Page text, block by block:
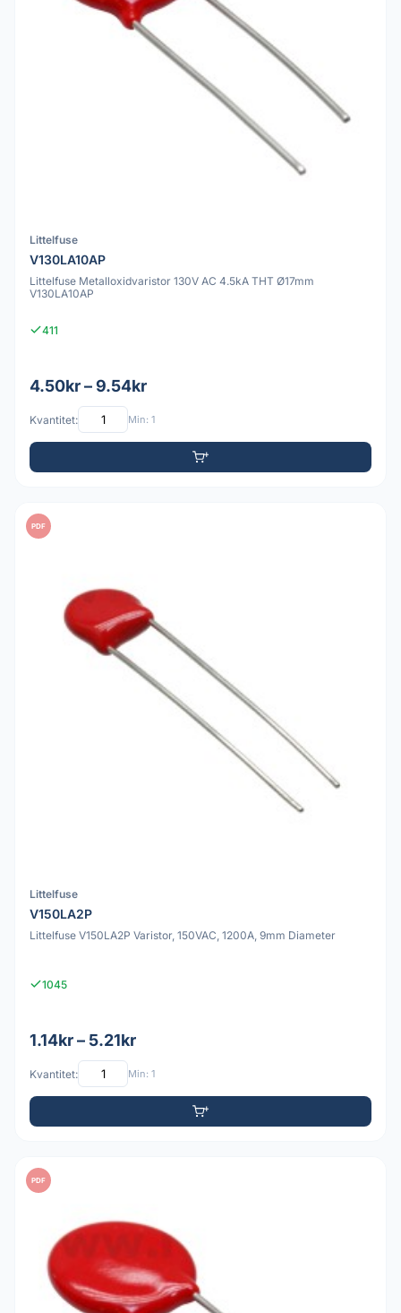
Littelfuse
V130LA10AP
Littelfuse Metalloxidvaristor 130V AC 4.5kA THT Ø17mm
V130LA10AP
411
4.50kr – 9.54kr
Kvantitet: Min: 1
PDF
Littelfuse
V150LA2P
Littelfuse V150LA2P Varistor, 150VAC, 1200A, 9mm Diameter
1045
1.14kr – 5.21kr
Kvantitet: Min: 1
PDF